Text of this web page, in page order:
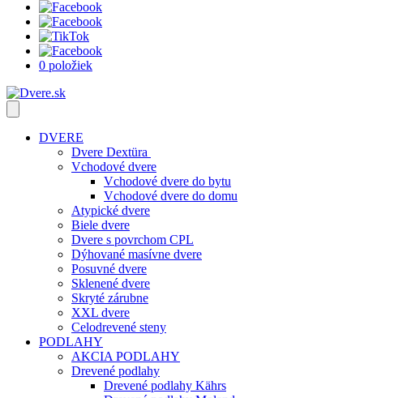
0 položiek
DVERE
Dvere Dextüra
Vchodové dvere
Vchodové dvere do bytu
Vchodové dvere do domu
Atypické dvere
Biele dvere
Dvere s povrchom CPL
Dýhované masívne dvere
Posuvné dvere
Sklenené dvere
Skryté zárubne
XXL dvere
Celodrevené steny
PODLAHY
AKCIA PODLAHY
Drevené podlahy
Drevené podlahy Kährs